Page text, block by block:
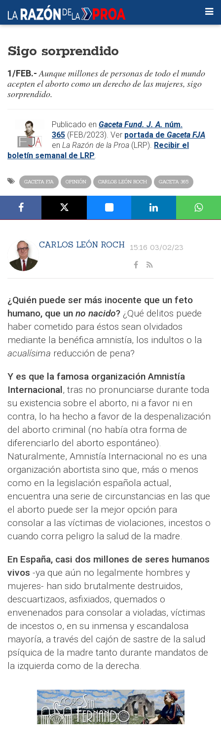
Sigo sorprendido
1/FEB.-Aunque millones de personas de todo el mundo
acepten el aborto como un derecho de las mujeres, sigo
sorprendido.
Publicado en Gaceta Fund. J. A. núm.
365 (FEB/2023). Ver portada de Gaceta FJA
en La Razón de la Proa (LRP). Recibir el
boletín semanal de LRP.
GACETA FJA OPINIÓN CARLOS LEÓN ROCH GACETA 365
CARLOS LEÓN ROCH 15:16 03/02/23
¿Quién puede ser más inocente que un feto
humano, que un no nacido? ¿Qué delitos puede
haber cometido para éstos sean olvidados
mediante la benéfica amnistía, los indultos o la
acualísima reducción de pena?
Y es que la famosa organización Amnistía
Internacional, tras no pronunciarse durante toda
su existencia sobre el aborto, ni a favor ni en
contra, lo ha hecho a favor de la despenalización
del aborto criminal (no había otra forma de
diferenciarlo del aborto espontáneo).
Naturalmente, Amnistía Internacional no es una
organización abortista sino que, más o menos
como en la legislación española actual,
encuentra una serie de circunstancias en las que
el aborto puede ser la mejor opción para
consolar a las víctimas de violaciones, incestos o
cuando corra peligro la salud de la madre.
En España, casi dos millones de seres humanos
vivos -ya que aún no legalmente hombres y
mujeres- han sido brutalmente destruidos,
descuartizaos, asfixiados, quemados o
envenenados para consolar a violadas, víctimas
de incestos o, en su inmensa y escandalosa
mayoría, a través del cajón de sastre de la salud
psíquica de la madre tanto durante mandatos de
la izquierda como de la derecha.